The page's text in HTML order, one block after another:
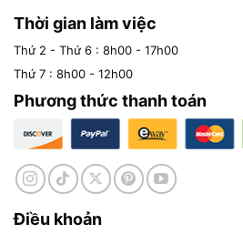
Thời gian làm việc
Thứ 2 - Thứ 6 : 8h00 - 17h00
Thứ 7 : 8h00 - 12h00
Phương thức thanh toán
Điều khoản